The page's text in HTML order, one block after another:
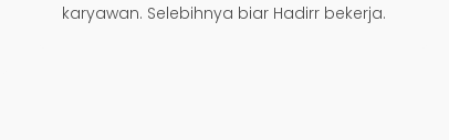
karyawan. Selebihnya biar Hadirr bekerja.